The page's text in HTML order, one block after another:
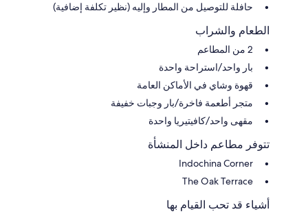
حافلة للتوصيل من المطار وإليه (نظير تكلفة إضافية)
الطعام والشراب
2 من المطاعم
بار واحد/استراحة واحدة
قهوة وشاي في الأماكن العامة
متجر أطعمة فاخرة/بار وجبات خفيفة
مقهى واحد/كافيتيريا واحدة
تتوفر مطاعم داخل المنشأة
Indochina Corner
The Oak Terrace
أشياء قد تحب القيام بها